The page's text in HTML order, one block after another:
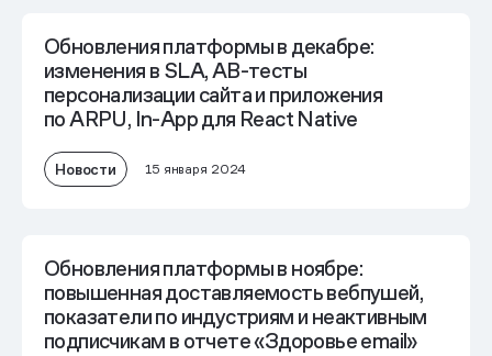
Обновления платформы в декабре:
изменения в SLA, AB-тесты
персонализации сайта и приложения
по ARPU, In-App для React Native
Новости 15 января 2024
Обновления платформы в ноябре:
повышенная доставляемость вебпушей,
показатели по индустриям и неактивным
подписчикам в отчете «Здоровье email»